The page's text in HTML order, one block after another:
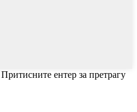
Притисните ентер за претрагу